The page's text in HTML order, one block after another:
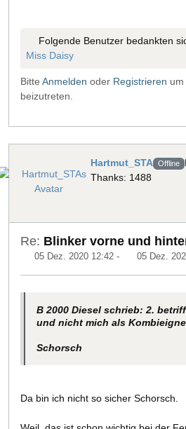
Folgende Benutzer bedankten
Miss Daisy
Bitte Anmelden oder Registrieren
beizutreten.
Hartmut_STA Offline
Thanks: 1488
Re: Blinker vorne und
05 Dez. 2020 12:42 - 05 Dez.
B 2000 Diesel schrieb: 2.
und nicht mich als
Schorsch
Da bin ich nicht so sicher Schorsch.